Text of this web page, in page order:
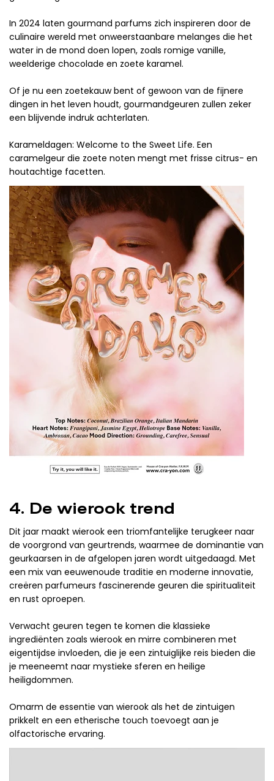
In 2024 laten gourmand parfums zich inspireren door de
culinaire wereld met onweerstaanbare melanges die het
water in de mond doen lopen, zoals romige vanille,
weelderige chocolade en zoete karamel.
Of je nu een zoetekauw bent of gewoon van de fijnere
dingen in het leven houdt, gourmandgeuren zullen zeker
een blijvende indruk achterlaten.
Karameldagen: Welcome to the Sweet Life. Een
caramelgeur die zoete noten mengt met frisse citrus- en
houtachtige facetten.
4. De wierook trend
Dit jaar maakt wierook een triomfantelijke terugkeer naar
de voorgrond van geurtrends, waarmee de dominantie van
geurkaarsen in de afgelopen jaren wordt uitgedaagd. Met
een mix van eeuwenoude traditie en moderne innovatie,
creëren parfumeurs fascinerende geuren die spiritualiteit
en rust oproepen.
Verwacht geuren tegen te komen die klassieke
ingrediënten zoals wierook en mirre combineren met
eigentijdse invloeden, die je een zintuiglijke reis bieden die
je meeneemt naar mystieke sferen en heilige
heiligdommen.
Omarm de essentie van wierook als het de zintuigen
prikkelt en een etherische touch toevoegt aan je
olfactorische ervaring.